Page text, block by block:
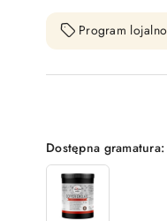
Program
Wariant
Dostępna gramatura: